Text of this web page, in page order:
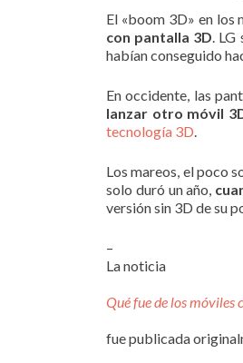
El «boom 3D» en los
con pantalla 3D. LG
habían conseguido
En occidente, las
lanzar otro móvil
tecnología 3D.
Los mareos, el poco
solo duró un año,
versión sin 3D de su
–
La noticia
Qué fue de los móviles
fue publicada